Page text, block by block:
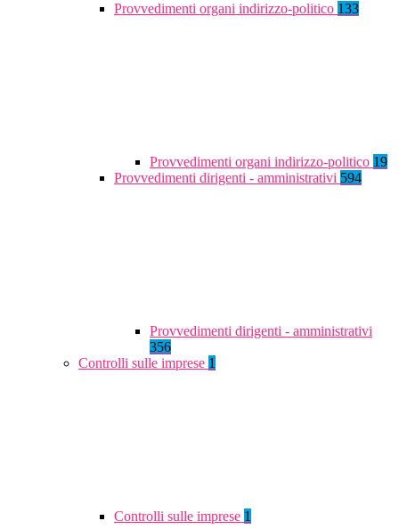
Provvedimenti organi indirizzo-politico 133
Provvedimenti organi indirizzo-politico 19
Provvedimenti dirigenti - amministrativi 594
Provvedimenti dirigenti - amministrativi
356
Controlli sulle imprese 1
Controlli sulle imprese 1